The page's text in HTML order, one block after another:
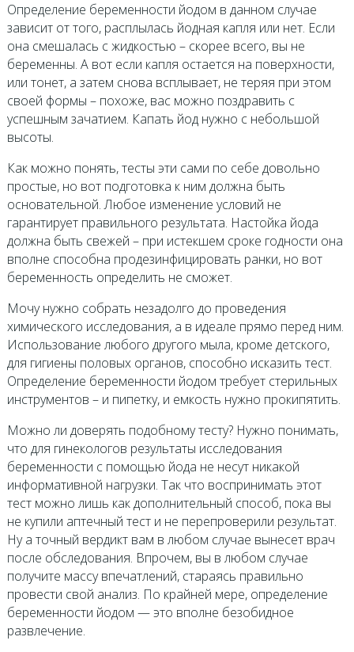
Определение беременности йодом в данном случае
зависит от того, расплылась йодная капля или нет. Если
она смешалась с жидкостью – скорее всего, вы не
беременны. А вот если капля остается на поверхности,
или тонет, а затем снова всплывает, не теряя при этом
своей формы – похоже, вас можно поздравить с
успешным зачатием. Капать йод нужно с небольшой
высоты.
Как можно понять, тесты эти сами по себе довольно
простые, но вот подготовка к ним должна быть
основательной. Любое изменение условий не
гарантирует правильного результата. Настойка йода
должна быть свежей – при истекшем сроке годности она
вполне способна продезинфицировать ранки, но вот
беременность определить не сможет.
Мочу нужно собрать незадолго до проведения
химического исследования, а в идеале прямо перед ним.
Использование любого другого мыла, кроме детского,
для гигиены половых органов, способно исказить тест.
Определение беременности йодом требует стерильных
инструментов – и пипетку, и емкость нужно прокипятить.
Можно ли доверять подобному тесту? Нужно понимать,
что для гинекологов результаты исследования
беременности с помощью йода не несут никакой
информативной нагрузки. Так что воспринимать этот
тест можно лишь как дополнительный способ, пока вы
не купили аптечный тест и не перепроверили результат.
Ну а точный вердикт вам в любом случае вынесет врач
после обследования. Впрочем, вы в любом случае
получите массу впечатлений, стараясь правильно
провести свой анализ. По крайней мере, определение
беременности йодом — это вполне безобидное
развлечение.